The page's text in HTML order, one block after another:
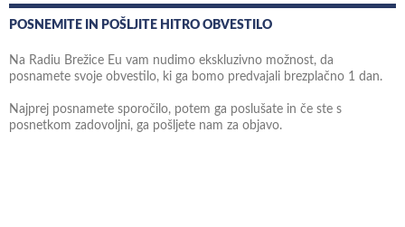
POSNEMITE IN POŠLJITE HITRO OBVESTILO
Na Radiu Brežice Eu vam nudimo ekskluzivno možnost, da
posnamete svoje obvestilo, ki ga bomo predvajali brezplačno 1 dan.
Najprej posnamete sporočilo, potem ga poslušate in če ste s
posnetkom zadovoljni, ga pošljete nam za objavo.